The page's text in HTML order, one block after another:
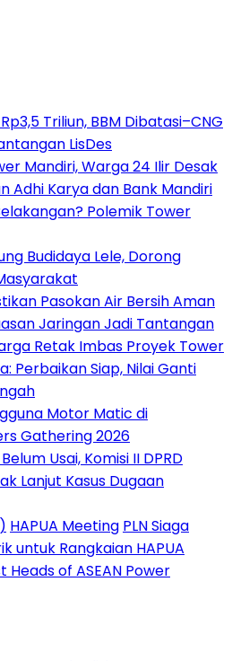
Triliun, BBM Dibatasi–CNG
LisDes
Mandiri, Warga 24 Ilir Desak
Adhi Karya dan Bank Mandiri
Polemik Tower
Budidaya Lele, Dorong
Pasokan Air Bersih Aman
Jaringan Jadi Tantangan
Retak Imbas Proyek Tower
Perbaikan Siap, Nilai Ganti
Motor Matic di
Gathering 2026
Usai, Komisi II DPRD
Lanjut Kasus Dugaan
HAPUA Meeting PLN Siaga
untuk Rangkaian HAPUA
Heads of ASEAN Power